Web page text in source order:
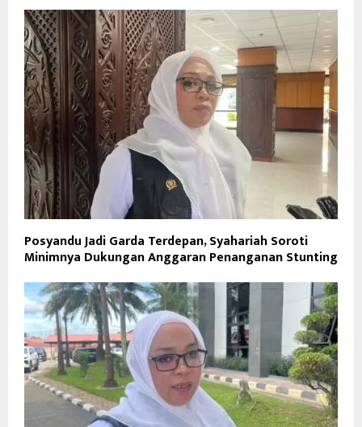
Posyandu Jadi Garda Terdepan, Syahariah Soroti
Minimnya Dukungan Anggaran Penanganan Stunting